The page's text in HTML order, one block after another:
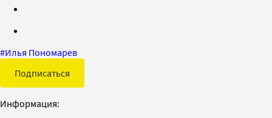
#Илья Пономарев
Подписаться
Информация: